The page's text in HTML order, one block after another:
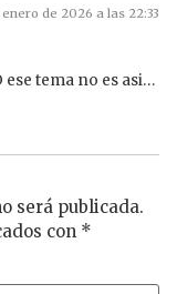
enero de 2026 a las 22:33
ese tema no es asi…
será publicada.
con *